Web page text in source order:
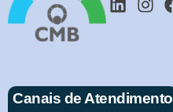
Canais de Atendimento